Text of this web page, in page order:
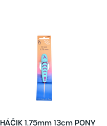
HÁČIK 1.75mm 13cm PONY